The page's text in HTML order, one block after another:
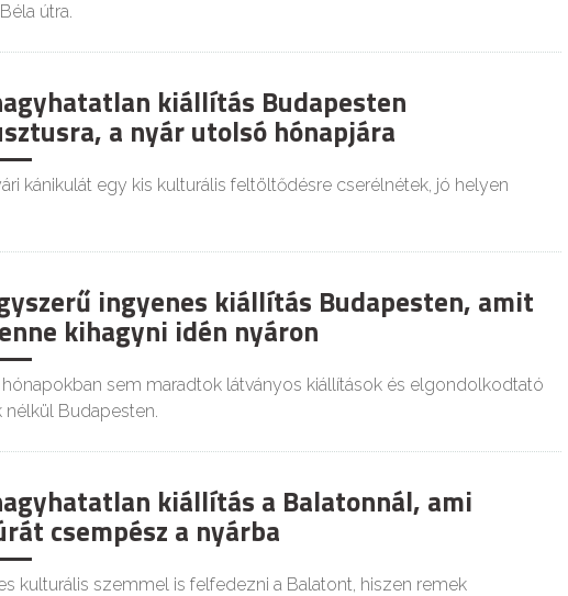
útra.
kiállítás Budapesten
a nyár utolsó hónapjára
kánikulát egy kis kulturális feltöltődésre cserélnétek, jó helyen
ingyenes kiállítás Budapesten, amit
kihagyni idén nyáron
hónapokban sem maradtok látványos kiállítások és elgondolkodtató
nélkül Budapesten.
kiállítás a Balatonnál, ami
csempész a nyárba
kulturális szemmel is felfedezni a Balatont, hiszen remek